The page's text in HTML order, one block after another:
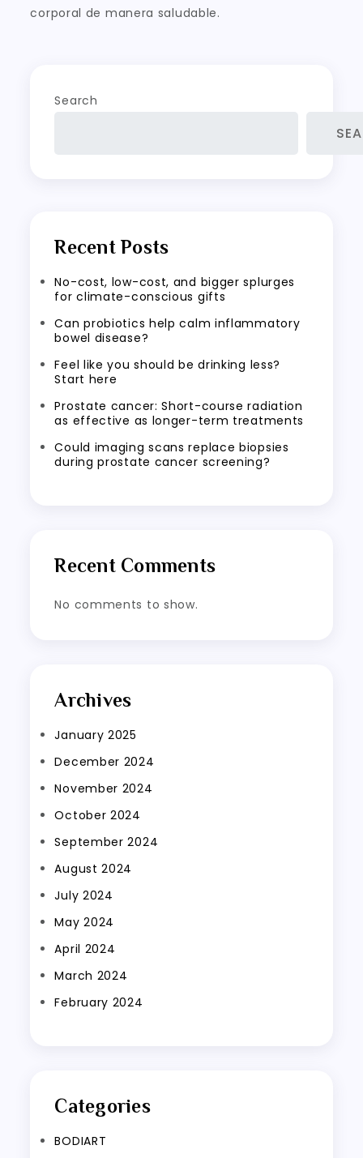
corporal de manera saludable.
Search
Recent Posts
No-cost, low-cost, and bigger splurges
for climate-conscious gifts
Can probiotics help calm inflammatory
bowel disease?
Feel like you should be drinking less?
Start here
Prostate cancer: Short-course radiation
as effective as longer-term treatments
Could imaging scans replace biopsies
during prostate cancer screening?
Recent Comments
No comments to show.
Archives
January 2025
December 2024
November 2024
October 2024
September 2024
August 2024
July 2024
May 2024
April 2024
March 2024
February 2024
Categories
BODIART